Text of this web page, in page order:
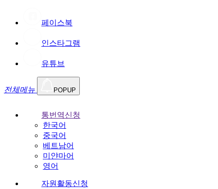
페이스북
인스타그램
유튜브
전체메뉴 POPUP
통번역신청
한국어
중국어
베트남어
미얀마어
영어
자원활동신청